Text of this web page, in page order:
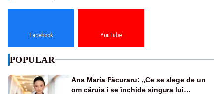
Facebook YouTube
POPULAR
Ana Maria Păcuraru: „Ce se alege de un
om căruia i se închide singura lui